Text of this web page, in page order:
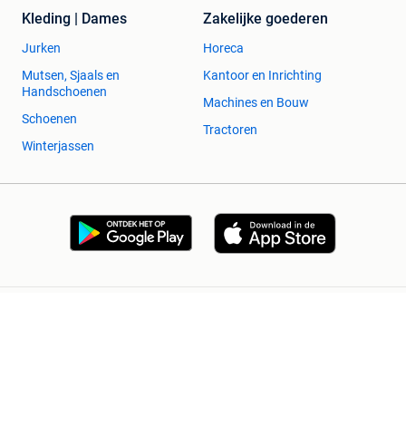
Kleding | Dames
Jurken
Mutsen, Sjaals en
Handschoenen
Schoenen
Winterjassen
Zakelijke goederen
Horeca
Kantoor en Inrichting
Machines en Bouw
Tractoren